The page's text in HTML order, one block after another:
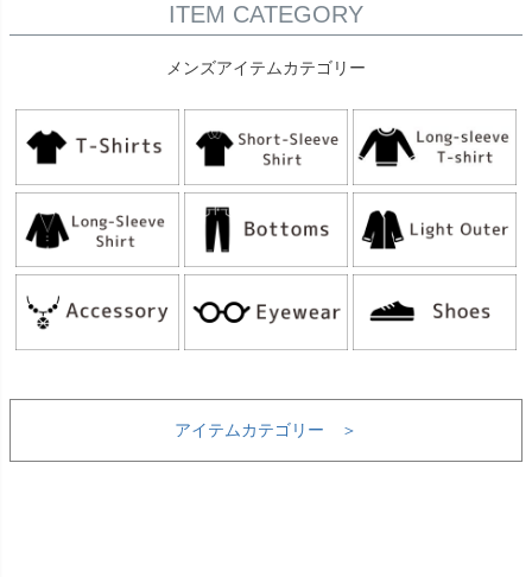
ITEM CATEGORY
メンズアイテムカテゴリー
アイテムカテゴリー ＞